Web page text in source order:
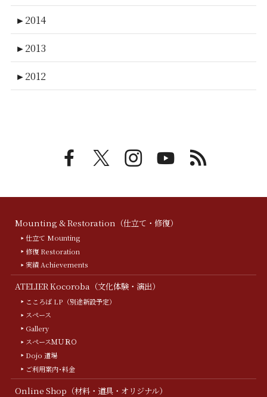
►2014
►2013
►2012
Mounting & Restoration（仕立て・修復）
仕立て Mounting
修復 Restoration
実績 Achievements
ATELIER Kocoroba（文化体験・演出）
こころば LP（別途新設予定）
スペース
Gallery
スペースＭＵＲＯ
Dojo 道場
ご利用案内･料金
Online Shop（材料・道具・オリジナル）